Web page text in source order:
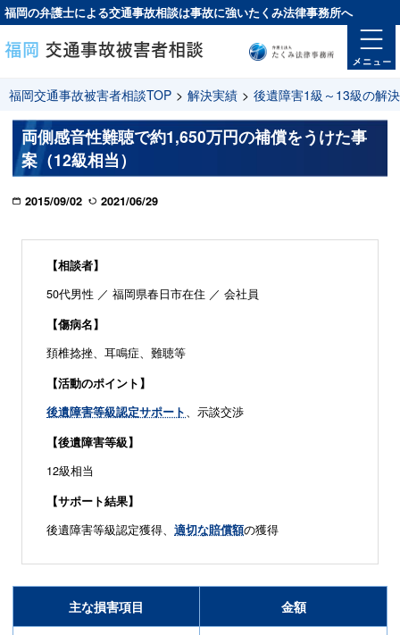
福岡の弁護士による交通事故相談は事故に強いたくみ法律事務所へ
福岡交通事故被害者相談TOP > 解決実績 > 後遺障害1級～13級の解
両側感音性難聴で約1,650万円の補償をうけた事
案（12級相当）
2015/09/02 2021/06/29
【相談者】
50代男性 ／ 福岡県春日市在住 ／ 会社員
【傷病名】
頚椎捻挫、耳鳴症、難聴等
【活動のポイント】
後遺障害等級認定サポート、示談交渉
【後遺障害等級】
12級相当
【サポート結果】
後遺障害等級認定獲得、 適切な賠償額の獲得
主な損害項目 金額